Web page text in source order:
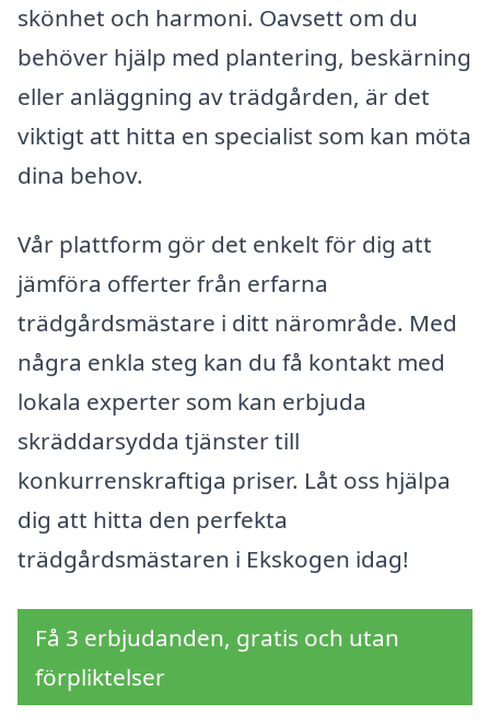
skönhet och harmoni. Oavsett om du
behöver hjälp med plantering, beskärning
eller anläggning av trädgården, är det
viktigt att hitta en specialist som kan möta
dina behov.
Vår plattform gör det enkelt för dig att
jämföra offerter från erfarna
trädgårdsmästare i ditt närområde. Med
några enkla steg kan du få kontakt med
lokala experter som kan erbjuda
skräddarsydda tjänster till
konkurrenskraftiga priser. Låt oss hjälpa
dig att hitta den perfekta
trädgårdsmästaren i Ekskogen idag!
Få 3 erbjudanden, gratis och utan
förpliktelser